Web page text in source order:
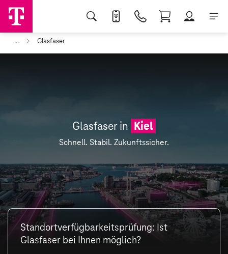
... Glasfaser
Glasfaser in Kiel
Schnell. Stabil. Zukunftssicher.
Standortverfügbarkeitsprüfung: Ist
Glasfaser bei Ihnen möglich?